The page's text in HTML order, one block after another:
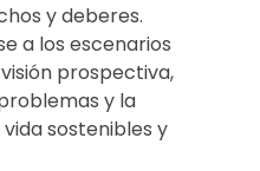
y deberes.
a los escenarios
prospectiva,
y la
sostenibles y